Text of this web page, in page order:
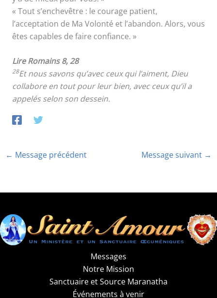
« Tout s’enchevêtre : le courage patient,
l’acceptation de Ma Volonté et l’abandon. Alors, vous
êtes capables de faire confiance. »
Lire Romains 8, 28
28Et nous savons qu’avec ceux qui l’aiment, Dieu
collabore en tout pour leur bien, avec ceux qu’il a
appelés selon son dessein.
← Message précédent Message suivant →
Messages
Notre Mission
Sanctuaire et Source Maranatha
Événements à venir